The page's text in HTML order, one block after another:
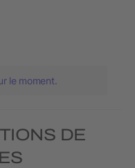
le moment.
DE